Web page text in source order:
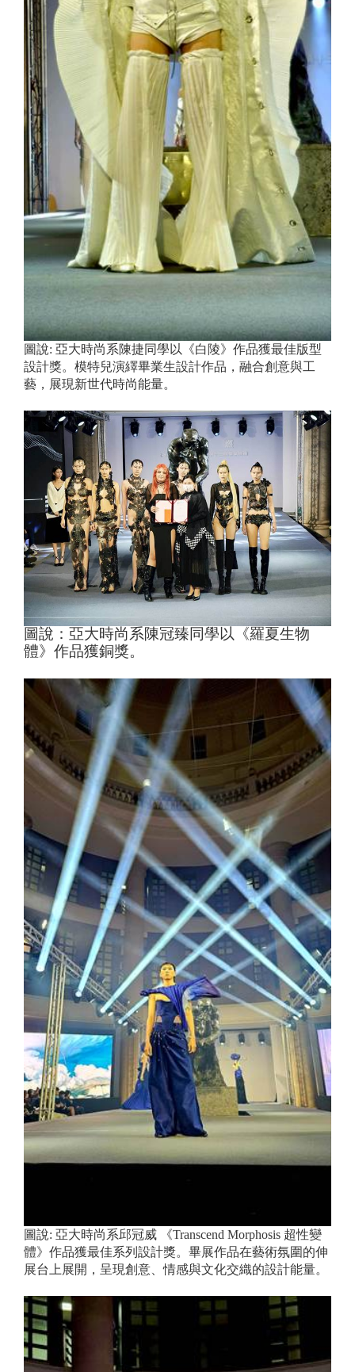
圖說: 亞大時尚系陳捷同學以《白陵》作品獲最佳版型
設計獎。模特兒演繹畢業生設計作品，融合創意與工
藝，展現新世代時尚能量。
圖說：亞大時尚系陳冠臻同學以《羅夏生物
體》作品獲銅獎。
圖說: 亞大時尚系邱冠威 《Transcend Morphosis 超性變
體》作品獲最佳系列設計獎。畢展作品在藝術氛圍的伸
展台上展開，呈現創意、情感與文化交織的設計能量。